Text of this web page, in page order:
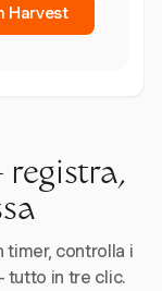
Harvest
registra,
timer, controlla i
tutto in tre clic.